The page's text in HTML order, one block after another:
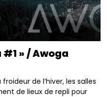
#1 » / Awoga
de l’hiver, les salles
de lieux de repli pour